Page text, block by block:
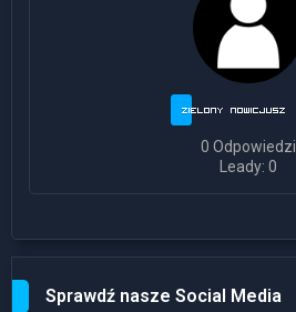
0 Odpowiedzi
Leady: 0
Sprawdź nasze Social Media